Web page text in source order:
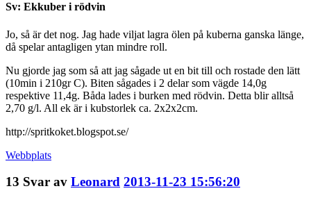
Sv: Ekkuber i rödvin
Jo, så är det nog. Jag hade viljat lagra ölen på kuberna ganska länge,
då spelar antagligen ytan mindre roll.
Nu gjorde jag som så att jag sågade ut en bit till och rostade den lätt
(10min i 210gr C). Biten sågades i 2 delar som vägde 14,0g
respektive 11,4g. Båda lades i burken med rödvin. Detta blir alltså
2,70 g/l. All ek är i kubstorlek ca. 2x2x2cm.
http://spritkoket.blogspot.se/
Webbplats
13 Svar av Leonard 2013-11-23 15:56:20